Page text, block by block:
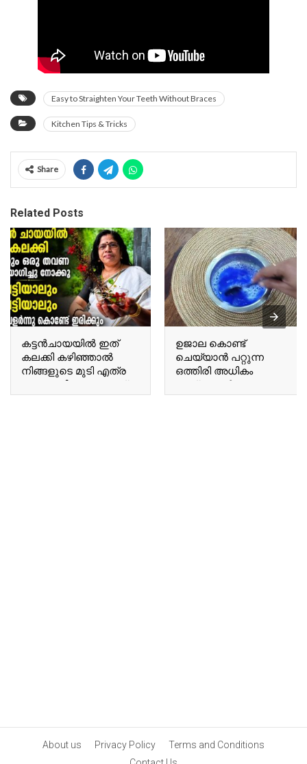
Easy to Straighten Your Teeth Without Braces
Kitchen Tips & Tricks
Share
Related Posts
കട്ടൻചായയിൽ ഇത്
കലക്കി കഴിഞ്ഞാൽ
നിങ്ങളുടെ മുടി എത്ര
നരച്ച മുടിയും കറുത്ത്
കിട്ടും Once you mix this
ഉജാല കൊണ്ട്
ചെയ്യാൻ പറ്റുന്ന
ഒത്തിരി അധികം
കാര്യങ്ങൾ Many
things you can do with
About us Privacy Policy
Terms and Conditions